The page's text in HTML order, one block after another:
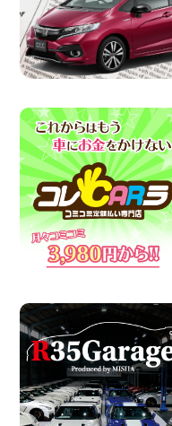
お盆も
旭南本宿
お引越
【カー
した!】
空き有
ン 軽ト
町田根岸
体調崩
ハイエー
ールが付
店